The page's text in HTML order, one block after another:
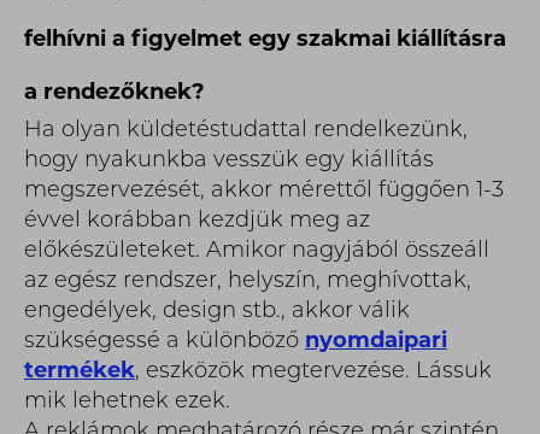
felhívni a figyelmet egy szakmai kiállításra
a rendezőknek?
Ha olyan küldetéstudattal rendelkezünk,
hogy nyakunkba vesszük egy kiállítás
megszervezését, akkor mérettől függően 1-3
évvel korábban kezdjük meg az
előkészületeket. Amikor nagyjából összeáll
az egész rendszer, helyszín, meghívottak,
engedélyek, design stb., akkor válik
szükségessé a különböző nyomdaipari
termékek, eszközök megtervezése. Lássuk
mik lehetnek ezek.